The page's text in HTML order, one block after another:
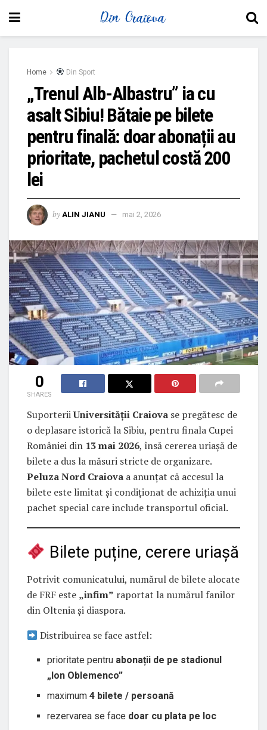
Home Din Sport
„Trenul Alb-Albastru” ia cu
asalt Sibiu! Bătaie pe bilete
pentru finală: doar abonații au
prioritate, pachetul costă 200
lei
by ALIN JIANU mai 2, 2026
0
SHARES
SuporteriiUniversității Craiova se pregătesc de
o deplasare istorică la Sibiu, pentru finala Cupei
României din 13 mai 2026, însă cererea uriașă de
bilete a dus la măsuri stricte de organizare.
Peluza Nord Craiova a anunțat că accesul la
bilete este limitat și condiționat de achiziția unui
pachet special care include transportul oficial.
Bilete puține, cerere uriașă
Potrivit comunicatului, numărul de bilete alocate
de FRF este „infim” raportat la numărul fanilor
din Oltenia și diaspora.
Distribuirea se face astfel:
prioritate pentru abonații de pe stadionul
„Ion Oblemenco”
maximum4 bilete / persoană
rezervarea se face doar cu plata pe loc